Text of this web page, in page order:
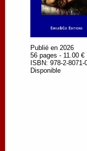
Publié en 2026
56 pages - 11.00 €
ISBN: 978-2-8071-
Disponible